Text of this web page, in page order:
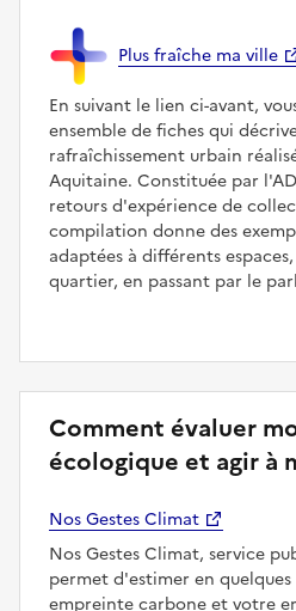
Plus fraîche ma ville
En suivant le lien ci-avant,
ensemble de fiches qui
rafraîchissement urbain
Aquitaine. Constituée par
retours d'expérience de
compilation donne des
adaptées à différents
quartier, en passant par le
Comment évaluer
écologique et agir à
Nos Gestes Climat
Nos Gestes Climat, service
permet d'estimer en
empreinte carbone et votre